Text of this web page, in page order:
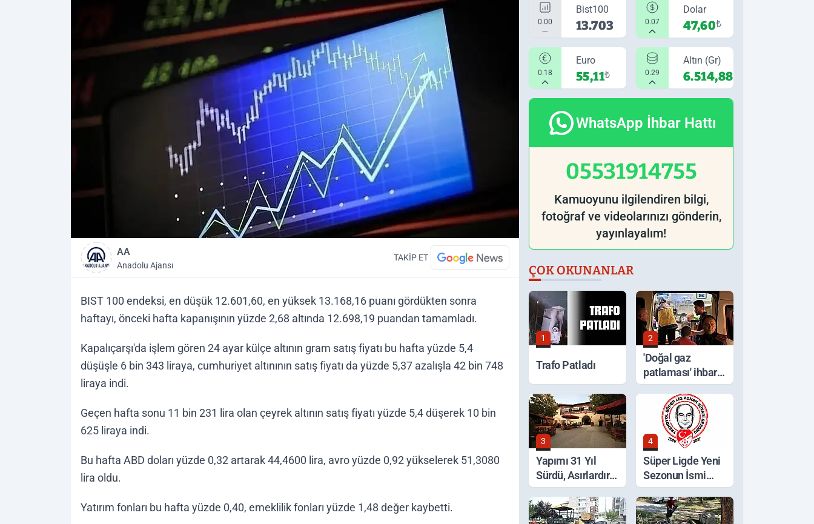
AA
Anadolu Ajansı
TAKİP ET
BIST 100 endeksi, en düşük 12.601,60, en yüksek 13.168,16 puanı gördükten sonra
haftayı, önceki hafta kapanışının yüzde 2,68 altında 12.698,19 puandan tamamladı.
Kapalıçarşı'da işlem gören 24 ayar külçe altının gram satış fiyatı bu hafta yüzde 5,4
düşüşle 6 bin 343 liraya, cumhuriyet altınının satış fiyatı da yüzde 5,37 azalışla 42 bin 748
liraya indi.
Geçen hafta sonu 11 bin 231 lira olan çeyrek altının satış fiyatı yüzde 5,4 düşerek 10 bin
625 liraya indi.
Bu hafta ABD doları yüzde 0,32 artarak 44,4600 lira, avro yüzde 0,92 yükselerek 51,3080
lira oldu.
Yatırım fonları bu hafta yüzde 0,40, emeklilik fonları yüzde 1,48 değer kaybetti.
0.00
Bist100
13.703 0.07
Dolar
47,60₺
0.18
Euro
55,11₺ 0.29
Altın (Gr)
6.514,88
WhatsApp İhbar Hattı
05531914755
Kamuoyunu ilgilendiren bilgi,
fotoğraf ve videolarınızı gönderin,
yayınlayalım!
ÇOK OKUNANLAR
1
Trafo Patladı
2
'Doğal gaz
patlaması' ihbarı,
ocakta unutulan
yemek çıktı
3
Yapımı 31 Yıl
Sürdü, Asırlardır
Ayakta
4
Süper Ligde Yeni
Sezonun İsmi
Açıklandı